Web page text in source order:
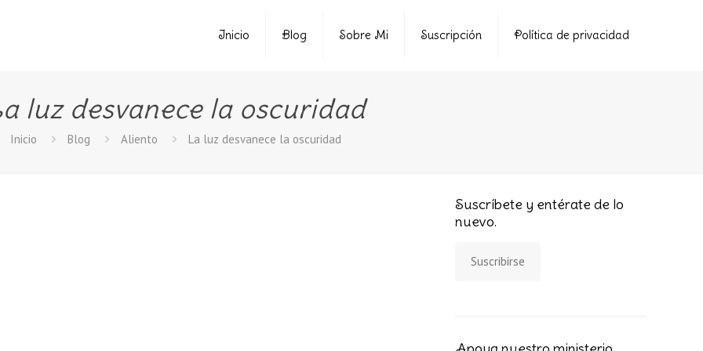
Inicio Blog Sobre Mi Suscripción Política de privacidad
luz desvanece la oscuridad
Inicio Blog Aliento La luz desvanece la oscuridad
Suscríbete y entérate de lo
nuevo.
Suscribirse